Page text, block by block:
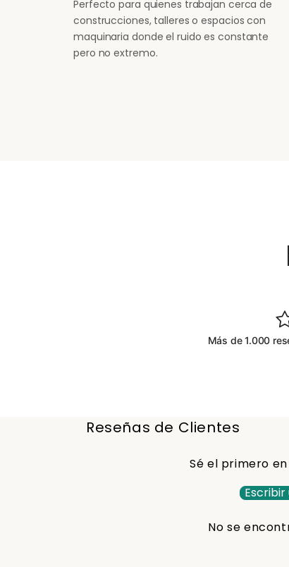
Perfecto para quienes trabajan cerca de
construcciones, talleres o espacios con
maquinaria donde el ruido es constante
pero no extremo.
Más de 1.000
Reseñas de Clientes
Sé el primero
No se